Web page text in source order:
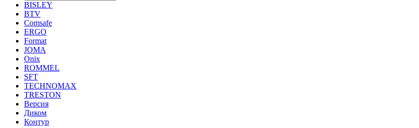
BISLEY
BTV
Comsafe
ERGO
Format
JOMA
Onix
ROMMEL
SFT
TECHNOMAX
TRESTON
Версия
Диком
Контур